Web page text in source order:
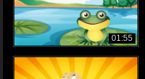
01:55